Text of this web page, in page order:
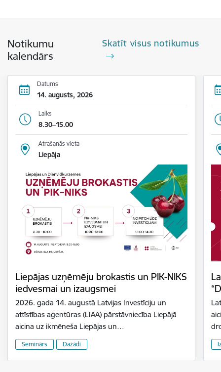
Notikumu
kalendārs
Skatīt visus notikumus
Datums
14. augusts, 2026
Laiks
8.30–15.00
Atrašanās vieta
Liepāja
Liepājas uzņēmēju brokastis un PIK-NIKS
iedvesmai un izaugsmei
2026. gada 14. augustā Latvijas Investīciju un
attīstības aģentūras (LIAA) pārstāvniecība Liepājā
aicina uz ikmēneša Liepājas un…
Seminārs Dažādi